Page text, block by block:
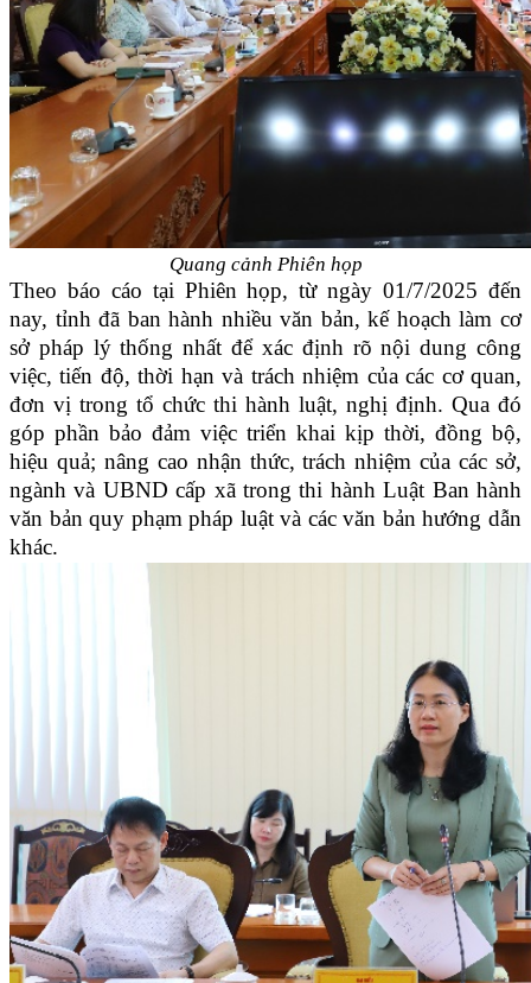
Quang cảnh Phiên họp
Theo báo cáo tại Phiên họp, từ ngày 01/7/2025 đến
nay, tỉnh đã ban hành nhiều văn bản, kế hoạch làm cơ
sở pháp lý thống nhất để xác định rõ nội dung công
việc, tiến độ, thời hạn và trách nhiệm của các cơ quan,
đơn vị trong tổ chức thi hành luật, nghị định. Qua đó
góp phần bảo đảm việc triển khai kịp thời, đồng bộ,
hiệu quả; nâng cao nhận thức, trách nhiệm của các sở,
ngành và UBND cấp xã trong thi hành Luật Ban hành
văn bản quy phạm pháp luật và các văn bản hướng dẫn
khác.